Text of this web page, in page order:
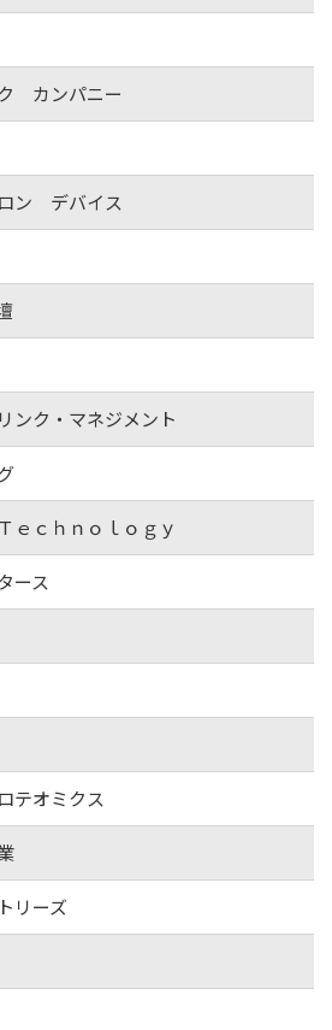
カンパニー
ン デバイス
ンク・マネジメント
ｅｃｈｎｏｌｏｇｙ
ース
テオミクス
リーズ